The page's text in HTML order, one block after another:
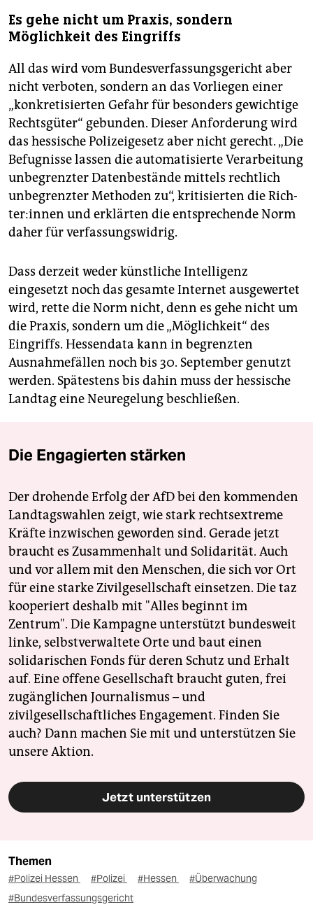
Es gehe nicht um Praxis, sondern
Möglichkeit des Eingriffs
All das wird vom Bundesverfassungsgericht aber
nicht verboten, sondern an das Vorliegen einer
„konkretisierten Gefahr für besonders gewichtige
Rechtsgüter“ gebunden. Dieser Anforderung wird
das hessische Polizeigesetz aber nicht gerecht. „Die
Befugnisse lassen die automatisierte Verarbeitung
unbegrenzter Datenbestände mittels rechtlich
unbegrenzter Methoden zu“, kritisierten die Rich­
te­r:in­nen und erklärten die entsprechende Norm
daher für verfassungswidrig.
Dass derzeit weder künstliche Intelligenz
eingesetzt noch das gesamte Internet ausgewertet
wird, rette die Norm nicht, denn es gehe nicht um
die Praxis, sondern um die „Möglichkeit“ des
Eingriffs. Hessendata kann in begrenzten
Ausnahmefällen noch bis 30. September genutzt
werden. Spätestens bis dahin muss der hessische
Landtag eine Neuregelung beschließen.
Die Engagierten stärken
Der drohende Erfolg der AfD bei den kommenden
Landtagswahlen zeigt, wie stark rechtsextreme
Kräfte inzwischen geworden sind. Gerade jetzt
braucht es Zusammenhalt und Solidarität. Auch
und vor allem mit den Menschen, die sich vor Ort
für eine starke Zivilgesellschaft einsetzen. Die taz
kooperiert deshalb mit "Alles beginnt im
Zentrum". Die Kampagne unterstützt bundesweit
linke, selbstverwaltete Orte und baut einen
solidarischen Fonds für deren Schutz und Erhalt
auf. Eine offene Gesellschaft braucht guten, frei
zugänglichen Journalismus – und
zivilgesellschaftliches Engagement. Finden Sie
auch? Dann machen Sie mit und unterstützen Sie
unsere Aktion.
Jetzt unterstützen
Themen
#Polizei Hessen #Polizei #Hessen
#Überwachung
#Bundesverfassungsgericht